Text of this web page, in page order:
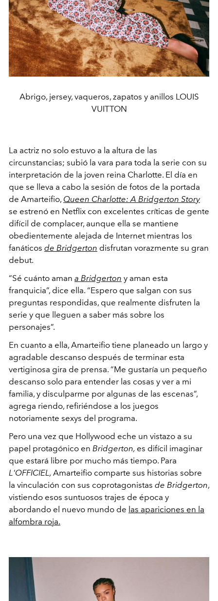
Abrigo, jersey, vaqueros, zapatos y anillos LOUIS
VUITTON
La actriz no solo estuvo a la altura de las
circunstancias; subió la vara para toda la serie con su
interpretación de la joven reina Charlotte. El día en
que se lleva a cabo la sesión de fotos de la portada
de Amarteifio, Queen Charlotte: A Bridgerton Story
se estrenó en Netflix con excelentes críticas de gente
difícil de complacer, aunque ella se mantiene
obedientemente alejada de Internet mientras los
fanáticos de Bridgerton disfrutan vorazmente su gran
debut.
“Sé cuánto aman a Bridgerton y aman esta
franquicia”, dice ella. “Espero que salgan con sus
preguntas respondidas, que realmente disfruten la
serie y que lleguen a saber más sobre los
personajes”.
En cuanto a ella, Amarteifio tiene planeado un largo y
agradable descanso después de terminar esta
vertiginosa gira de prensa. “Me gustaría un pequeño
descanso solo para entender las cosas y ver a mi
familia, y disculparme por algunas de las escenas”,
agrega riendo, refiriéndose a los juegos
notoriamente sexys del programa.
Pero una vez que Hollywood eche un vistazo a su
papel protagónico en Bridgerton, es difícil imaginar
que estará libre por mucho más tiempo. Para
L'OFFICIEL, Amarteifio comparte sus historias sobre
la vinculación con sus coprotagonistas de Bridgerton,
vistiendo esos suntuosos trajes de época y
abordando el nuevo mundo de las apariciones en la
alfombra roja.